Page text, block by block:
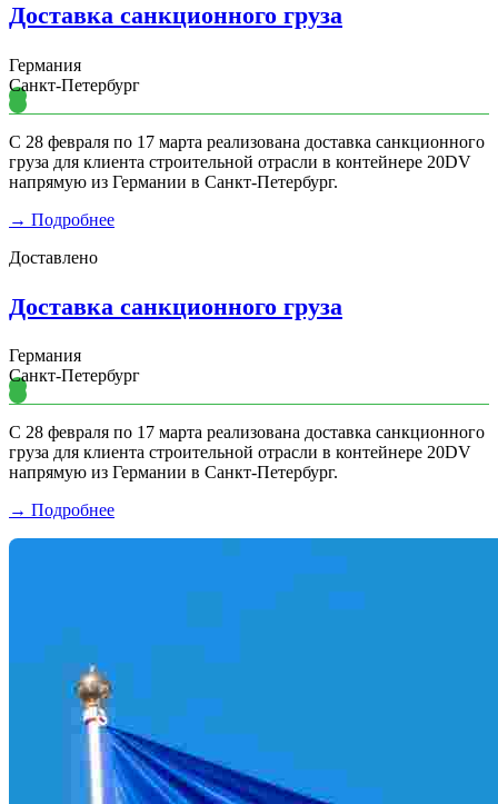
Доставка санкционного груза
Германия
Санкт-Петербург
С 28 февраля по 17 марта реализована доставка санкционного
груза для клиента строительной отрасли в контейнере 20DV
напрямую из Германии в Санкт-Петербург.
→ Подробнее
Доставлено
Доставка санкционного груза
Германия
Санкт-Петербург
С 28 февраля по 17 марта реализована доставка санкционного
груза для клиента строительной отрасли в контейнере 20DV
напрямую из Германии в Санкт-Петербург.
→ Подробнее